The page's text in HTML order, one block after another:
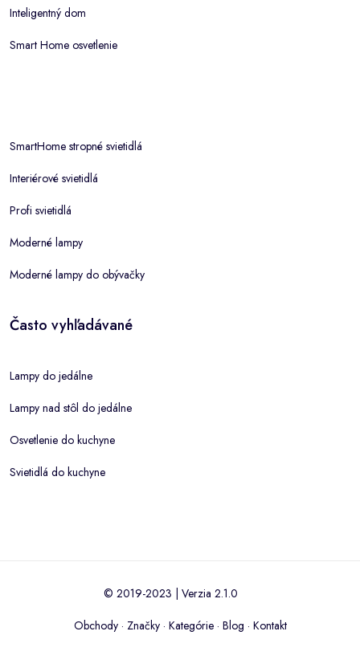
Inteligentný dom
Smart Home osvetlenie
SmartHome stropné svietidlá
Interiérové svietidlá
Profi svietidlá
Moderné lampy
Moderné lampy do obývačky
Často vyhľadávané
Lampy do jedálne
Lampy nad stôl do jedálne
Osvetlenie do kuchyne
Svietidlá do kuchyne
© 2019-2023 | Verzia 2.1.0
Obchody· Značky· Kategórie· Blog · Kontakt